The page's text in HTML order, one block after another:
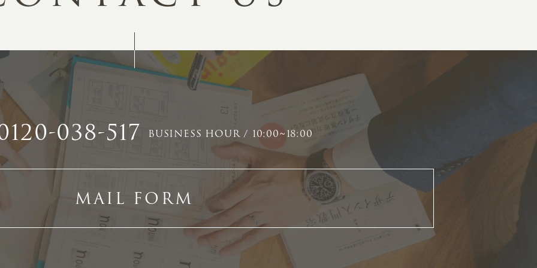
038-517 BUSINESS HOUR / 10:00~18:00
MAIL FORM